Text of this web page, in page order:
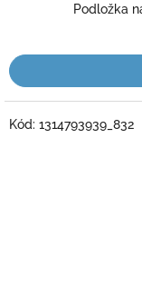
Podložka
Kód: 1314793939_832